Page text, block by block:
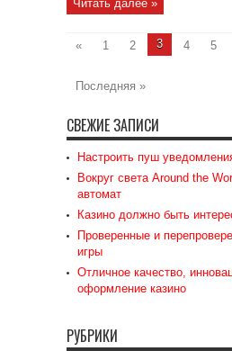
Читать далее »
« 1 2 3 4 5
Последняя »
СВЕЖИЕ ЗАПИСИ
Настроить пуш
Вокруг света Around the
автомат
Казино должно быть
Проверенные и
игры
Отличное качество,
оформление казино
РУБРИКИ